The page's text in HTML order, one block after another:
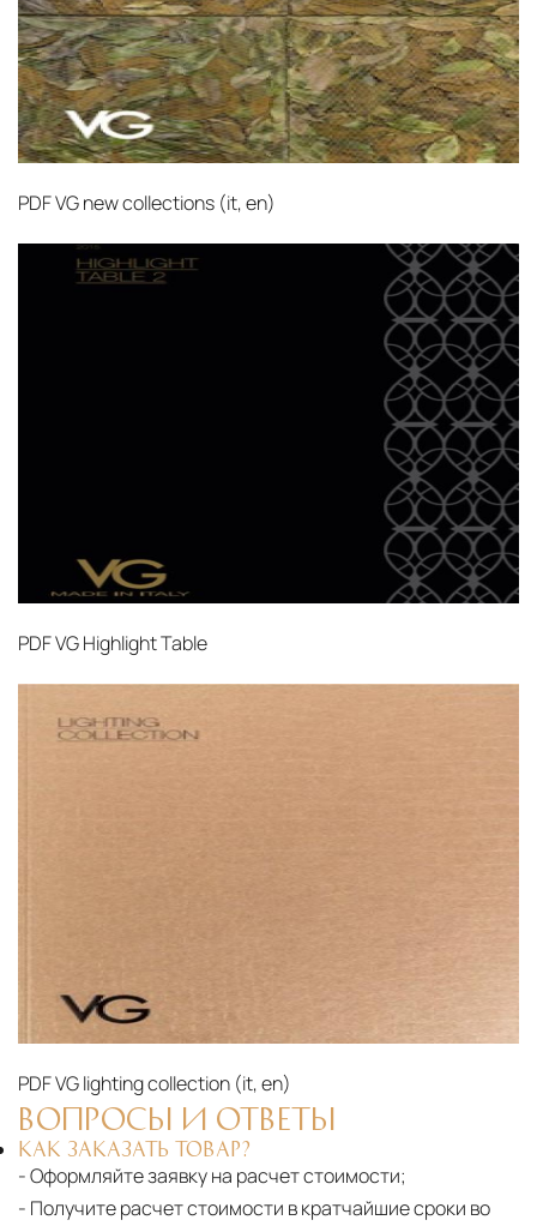
PDFVG new collections (it, en)‎
PDFVG Highlight Table
PDFVG lighting collection (it, en)‎
ВОПРОСЫ И ОТВЕТЫ
КАК ЗАКАЗАТЬ ТОВАР?
- Оформляйте заявку на расчет стоимости;
- Получите расчет стоимости в кратчайшие сроки во